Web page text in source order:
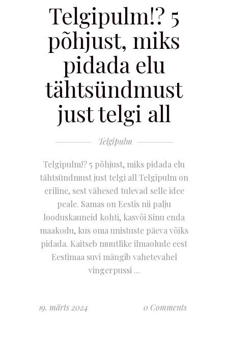
Telgipulm!? 5
põhjust, miks
pidada elu
tähtsündmust
just telgi all
Telgipulm
Telgipulm!? 5 põhjust, miks pidada elu
tähtsündmust just telgi all Telgipulm on
eriline, sest vähesed tulevad selle idee
peale. Samas on Eestis nii palju
looduskauneid kohti, kasvõi Sinu enda
maakodu, kus oma unistuste päeva võiks
pidada. Kaitseb muutlike ilmaolude eest
Eestimaa suvi mängib vahetevahel
vingerpussi
19. märts 2024 0 Comments